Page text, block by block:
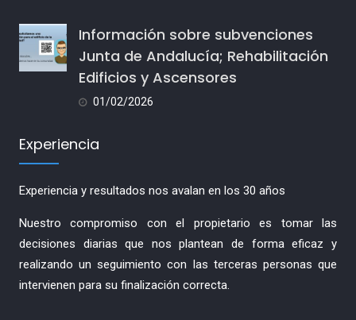
Información sobre subvenciones
Junta de Andalucía; Rehabilitación
Edificios y Ascensores
01/02/2026
Experiencia
Experiencia y resultados nos avalan en los 30 años
Nuestro compromiso con el propietario es tomar las
decisiones diarias que nos plantean de forma eficaz y
realizando un seguimiento con las terceras personas que
intervienen para su finalización correcta.